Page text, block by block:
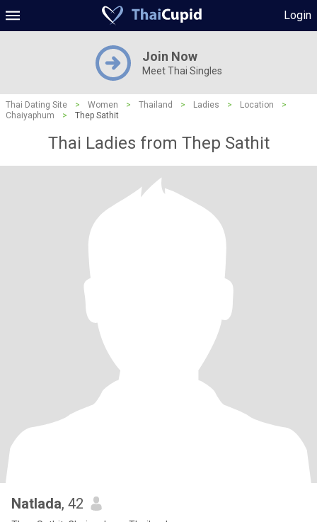
Login
Join Now
Meet Thai Singles
Thai Dating Site > Women > Thailand > Ladies > Location
>
Chaiyaphum
> Thep Sathit
Thai Ladies from Thep Sathit
Natlada, 42